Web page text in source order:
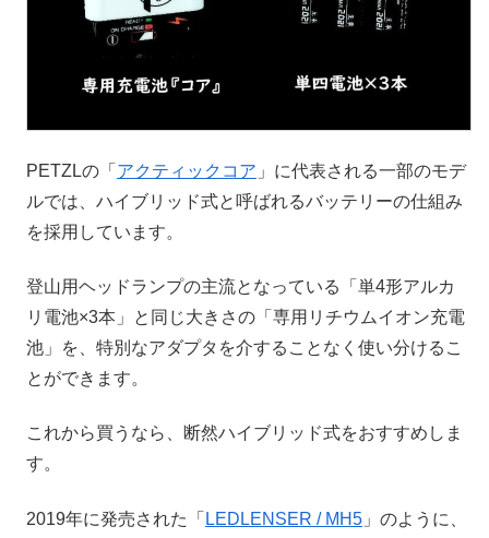
PETZLの「 アクティックコア 」に代表される一部のモデ
ルでは、ハイブリッド式と呼ばれるバッテリーの仕組み
を採用しています。
登山用ヘッドランプの主流となっている「単4形アルカ
リ電池×3本」と同じ大きさの「専用リチウムイオン充電
池」を、特別なアダプタを介することなく使い分けるこ
とができます。
これから買うなら、断然ハイブリッド式をおすすめしま
す。
2019年に発売された「 LEDLENSER / MH5 」のように、